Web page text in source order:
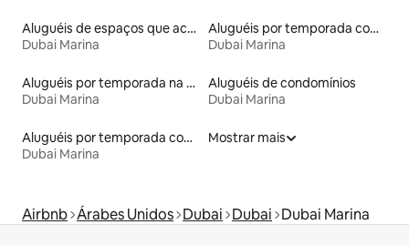
Aluguéis de espaços que aceitam animais de estimação
Dubai Marina
Aluguéis por temporada com cama de altura acessível
Dubai Marina
Aluguéis por temporada na orla
Dubai Marina
Aluguéis de condomínios
Dubai Marina
Aluguéis por temporada com sauna
Dubai Marina
Mostrar mais
Airbnb Árabes Unidos Dubai Dubai Dubai Marina